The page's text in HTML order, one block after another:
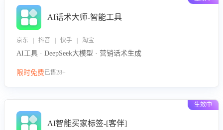
AI话术大师-智能工具
京东 | 抖音 | 快手 | 淘宝
AI工具 · DeepSeek大模型 · 营销话术生成
限时免费已售28+
生效中
AI智能买家标签-[客伴]